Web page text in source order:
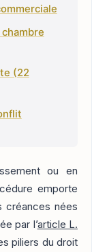
(22
ou en
emporte
créances nées
par l’article L.
piliers du droit